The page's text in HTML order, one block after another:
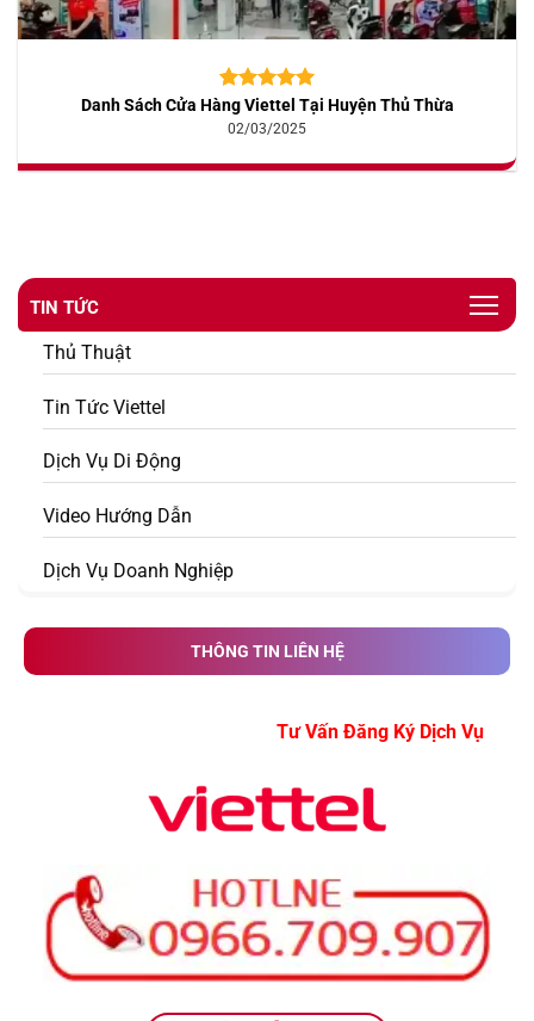
TIN TỨC
Thủ Thuật
Tin Tức Viettel
Dịch Vụ Di Động
Video Hướng Dẫn
Dịch Vụ Doanh Nghiệp
THÔNG TIN LIÊN HỆ
Tư Vấn Đăng Ký Dịch
5.00trên 5
dựa trên
10
Danh Sách Cửa Hàng Viettel Tại Huyện Thủ Thừa
02/03/2025